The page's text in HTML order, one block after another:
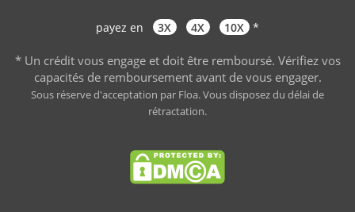
payez en 3X 4X 10X *
* Un crédit vous engage et doit être remboursé. Vérifiez vos
capacités de remboursement avant de vous engager.
Sous réserve d'acceptation par Floa. Vous disposez du délai de
rétractation.